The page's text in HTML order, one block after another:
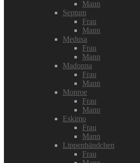
Mann
Septum
Frau
Mann
Medusa
Frau
Mann
Madonna
Frau
Mann
Monroe
Frau
Mann
Eskimo
Frau
Mann
Lippenbändchen
Frau